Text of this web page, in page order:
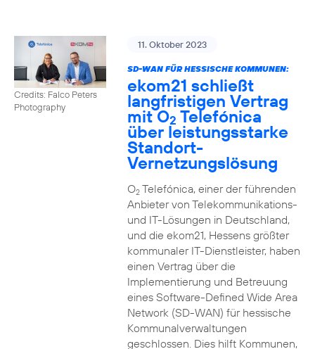
Credits: Falco Peters
Photography
11. Oktober 2023
SD-WAN FÜR HESSISCHE KOMMUNEN:
ekom21 schließt
langfristigen Vertrag
mit O2 Telefónica
über leistungsstarke
Standort-
Vernetzungslösung
O2Telefónica, einer der führenden
Anbieter von Telekommunikations-
und IT-Lösungen in Deutschland,
und die ekom21, Hessens größter
kommunaler IT-Dienstleister, haben
einen Vertrag über die
Implementierung und Betreuung
eines Software-Defined Wide Area
Network (SD-WAN) für hessische
Kommunalverwaltungen
geschlossen. Dies hilft Kommunen,